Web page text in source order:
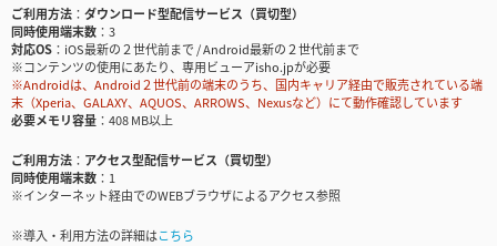
ご利用方法
ダウンロード型配信サービス（買切型）
同時使用端末数
3
対応OS
iOS最新の２世代前まで / Android最新の２世代前まで
※コンテンツの使用にあたり、専用ビューアisho.jpが必要
※Androidは、Android２世代前の端末のうち、国内キャリア経由で販売されている端
末（Xperia、GALAXY、AQUOS、ARROWS、Nexusなど）にて動作確認しています
必要メモリ容量
408 MB以上
ご利用方法
アクセス型配信サービス（買切型）
同時使用端末数
1
※インターネット経由でのWEBブラウザによるアクセス参照
※導入・利用方法の詳細はこちら